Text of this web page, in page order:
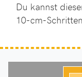
Du kannst
10-cm-